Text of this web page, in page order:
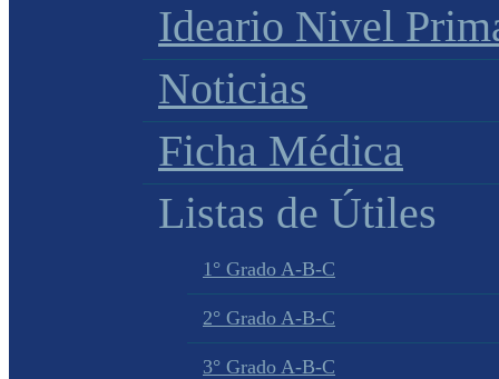
Ideario Nivel
Noticias
Ficha Médica
Listas de Útiles
1° Grado A-B-C
2° Grado A-B-C
3° Grado A-B-C